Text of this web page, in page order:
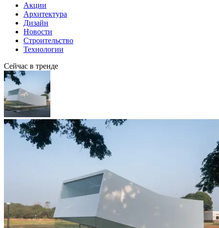
Акции
Архитектура
Дизайн
Новости
Строительство
Технологии
Сейчас в тренде